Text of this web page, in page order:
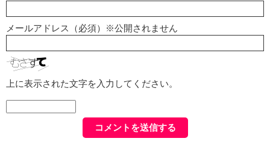
メールアドレス（必須）※公開されません
上に表示された文字を入力してください。